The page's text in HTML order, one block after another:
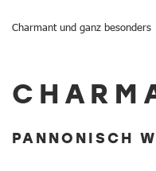
Charmant und ganz besonders
Charmant und ganz
PANNONISCH